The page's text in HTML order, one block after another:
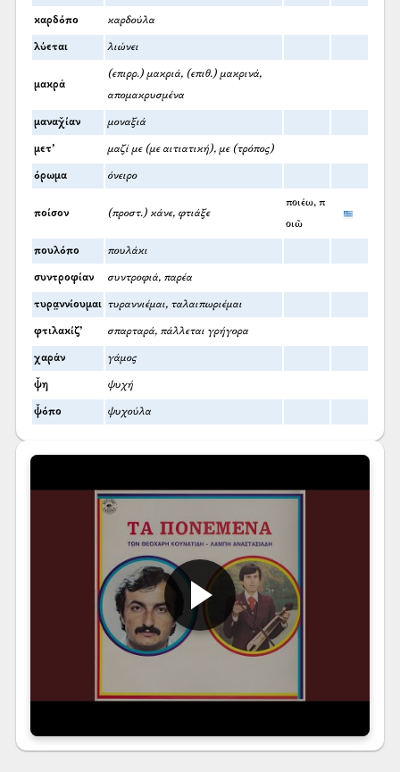
καρδόπο καρδούλα
λύεται λιώνει
μακρά
(επιρρ.) μακριά, (επιθ.) μακρινά,
απομακρυσμένα
μαναχ̌ίαν μοναξιά
μετ’ μαζί με (με αιτιατική), με (τρόπος)
όρωμα όνειρο
ποίσον (προστ.) κάνε, φτιάξε
ποιέω, π
οιῶ
πουλόπο πουλάκι
συντροφίαν συντροφιά, παρέα
τυρα̤ννίουμαι τυραννιέμαι, ταλαιπωριέμαι
φτιλακίζ’ σπαρταρά, πάλλεται γρήγορα
χαράν γάμος
ψ̌η ψυχή
ψ̌όπο ψυχούλα